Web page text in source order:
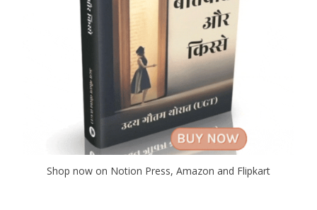
Shop now on Notion Press, Amazon and Flipkart